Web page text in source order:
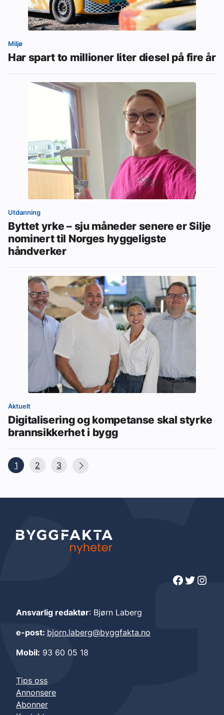
Miljø
Har spart to millioner liter diesel på fire år
Utdanning
Byttet yrke – sju måneder senere er Silje
nominert til Norges hyggeligste
håndverker
Aktuelt
Digitalisering og kompetanse skal styrke
brannsikkerhet i bygg
1 2 3
Facebook Twitter Instagram
Ansvarlig redaktør: Bjørn Laberg
e-post: bjorn.laberg@byggfakta.no
Mobil: 93 60 05 18
Tips oss
Annonsere
Abonner